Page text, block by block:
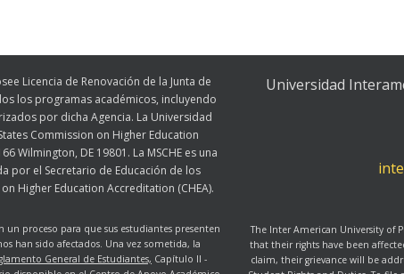
Licencia de Renovación de la Junta de
los programas académicos, incluyendo
por dicha Agencia. La Universidad
Commission on Higher Education
Wilmington, DE 19801. La MSCHE es una
por el Secretario de Educación de los
Higher Education Accreditation (CHEA).
proceso para que sus estudiantes presenten
han sido afectados. Una vez sometida, la
General de Estudiantes, Capítulo II -
Universidad
The Inter American University of
that their rights have been
claim, their grievance will be